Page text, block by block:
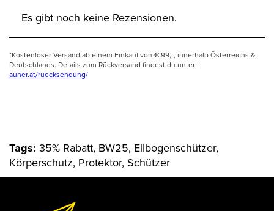
Es gibt noch keine Rezensionen.
*Kostenloser Versand ab einem Einkauf von € 99,-, innerhalb Österreichs &
Deutschlands. Details zum Rückversand findest du unter:
auner.at/ruecksendung/
Tags: 35% Rabatt, BW25, Ellbogenschützer,
Körperschutz, Protektor, Schützer